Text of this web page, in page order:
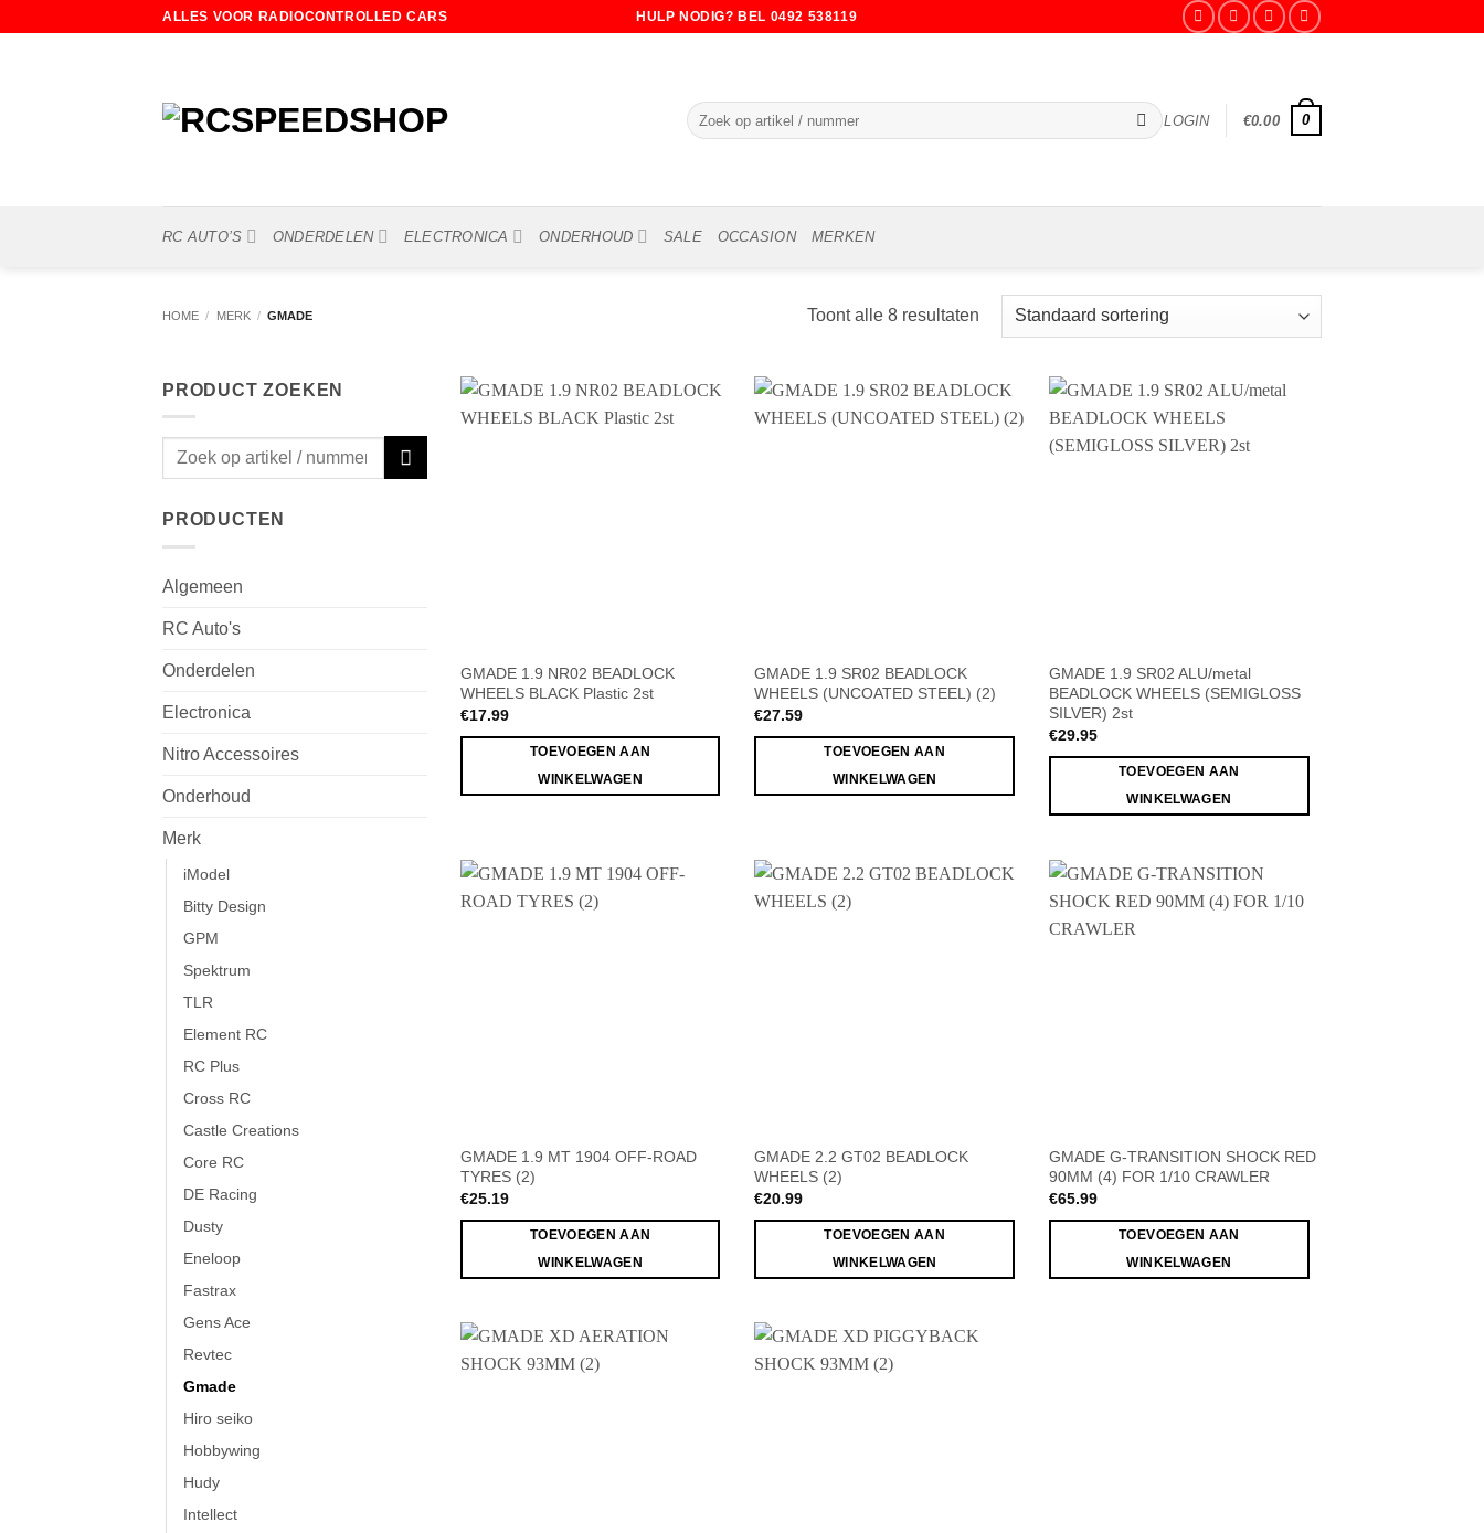
ALLES VOOR RADIOCONTROLLED CARS HULP NODIG? BEL 0492 538119
Zoeken
naar:
LOGIN €0.00 0
RC AUTO’S ONDERDELEN ELECTRONICA ONDERHOUD SALE OCCASION MERKEN
HOME / MERK / GMADE Toont alle 8 resultaten
PRODUCT ZOEKEN
Zoeken
PRODUCTEN
Algemeen
RC Auto's
Onderdelen
Electronica
Nitro Accessoires
Onderhoud
Merk
iModel
Bitty Design
GPM
Spektrum
TLR
Element RC
RC Plus
Cross RC
Castle Creations
Core RC
DE Racing
Dusty
Eneloop
Fastrax
Gens Ace
Revtec
Gmade
Hiro seiko
Hobbywing
Hudy
Intellect
GMADE 1.9 NR02 BEADLOCK
WHEELS BLACK Plastic 2st
€17.99
TOEVOEGEN AAN
WINKELWAGEN
GMADE 1.9 SR02 BEADLOCK
WHEELS (UNCOATED STEEL) (2)
€27.59
TOEVOEGEN AAN
WINKELWAGEN
GMADE 1.9 SR02 ALU/metal
BEADLOCK WHEELS (SEMIGLOSS
SILVER) 2st
€29.95
TOEVOEGEN AAN
WINKELWAGEN
GMADE 1.9 MT 1904 OFF-ROAD
TYRES (2)
€25.19
TOEVOEGEN AAN
WINKELWAGEN
GMADE 2.2 GT02 BEADLOCK
WHEELS (2)
€20.99
TOEVOEGEN AAN
WINKELWAGEN
GMADE G-TRANSITION SHOCK RED
90MM (4) FOR 1/10 CRAWLER
€65.99
TOEVOEGEN AAN
WINKELWAGEN